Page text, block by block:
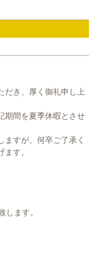
だき、厚く御礼申し上
期間を夏季休暇とさせ
ますが、何卒ご了承く
す。
します。